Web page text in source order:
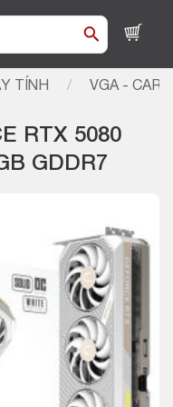
TÍNH / VGA -
RTX 5080
GDDR7